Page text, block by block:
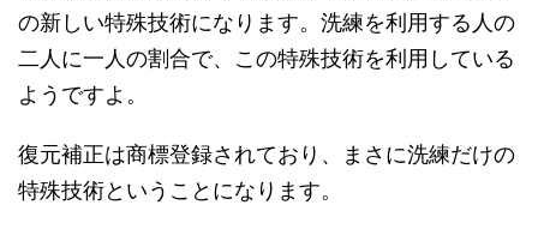
の新しい特殊技術になります。洗練を利用する人の
二人に一人の割合で、この特殊技術を利用している
ようですよ。
復元補正は商標登録されており、まさに洗練だけの
特殊技術ということになります。